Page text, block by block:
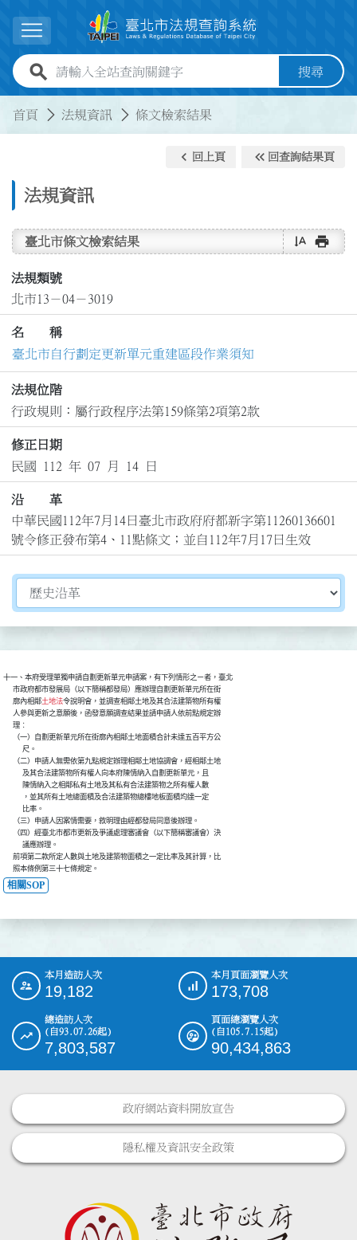
展開選單
全站查詢關鍵字欄位 搜尋
首頁 法規資訊 條文檢索結果
法規資訊
keyboard_arrow_left 回上頁 keyboard_double_arrow_left 回查詢結果頁
臺北市條文檢索結果 text_rotate_vertical print
法規類號
北市13－04－3019
名 稱
臺北市自行劃定更新單元重建區段作業須知
法規位階
行政規則：屬行政程序法第159條第2項第2款
修正日期
民國 112 年 07 月 14 日
沿 革
中華民國112年7月14日臺北市政府府都新字第11260136601
號令修正發布第4、11點條文；並自112年7月17日生效
切換選擇法規資訊內容
十一、本府受理單獨申請自劃更新單元申請案，有下列情形之ㄧ者，臺北
      市政府都市發展局（以下簡稱都發局）應辦理自劃更新單元所在街
      廓內相鄰
土地法令說明會，並調查相鄰土地及其合法建築物所有權
      人參與更新之意願後，函發意願調查結果並請申請人依前點規定辦
      理︰
      （一）自劃更新單元所在街廓內相鄰土地面積合計未達五百平方公
            尺。
      （二）申請人無需依第九點規定辦理相鄰土地協調會，經相鄰土地
            及其合法建築物所有權人向本府陳情納入自劃更新單元，且
            陳情納入之相鄰私有土地及其私有合法建築物之所有權人數
            ，並其所有土地總面積及合法建築物總樓地板面積均達一定
            比率。
      （三）申請人因案情需要，敘明理由經都發局同意後辦理。
      （四）經臺北市都市更新及爭議處理審議會（以下簡稱審議會）決
            議應辦理。
      前項第二款所定人數與土地及建築物面積之一定比率及其計算，比
      照本條例第三十七條規定。
相關SOP
::: 本月造訪人次
19,182
本月頁面瀏覽人次
173,708
總造訪人次
(自93.07.26起)
7,803,587
頁面總瀏覽人次
(自105.7.15起)
90,434,863
政府網站資料開放宣告
隱私權及資訊安全政策